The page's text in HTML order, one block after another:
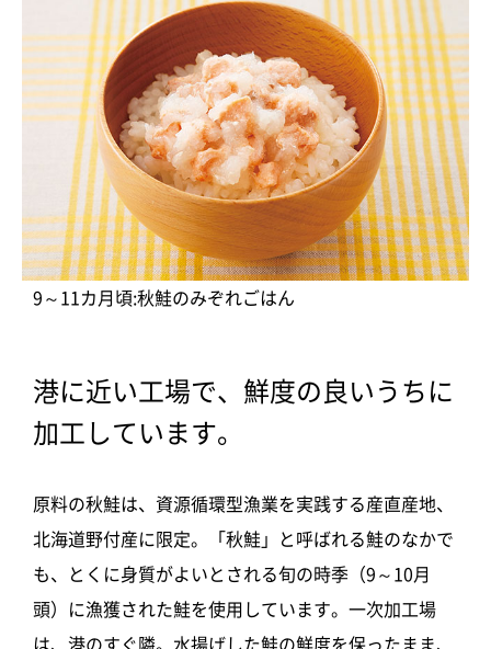
9～11カ月頃:秋鮭のみぞれごはん
港に近い工場で、鮮度の良いうちに
加工しています。
原料の秋鮭は、資源循環型漁業を実践する産直産地、
北海道野付産に限定。「秋鮭」と呼ばれる鮭のなかで
も、とくに身質がよいとされる旬の時季（9～10月
頭）に漁獲された鮭を使用しています。一次加工場
は、港のすぐ隣。水揚げした鮭の鮮度を保ったまま、